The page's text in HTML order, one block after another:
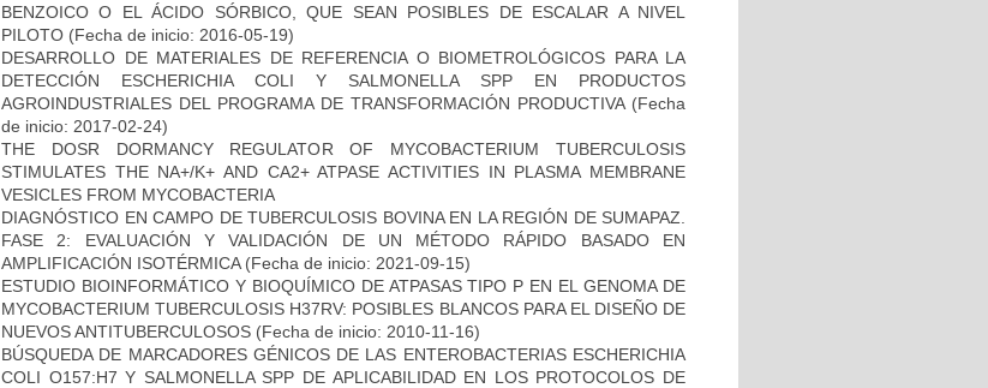
BENZOICO O EL ÁCIDO SÓRBICO, QUE SEAN POSIBLES DE ESCALAR A NIVEL
PILOTO (Fecha de inicio: 2016-05-19)
DESARROLLO DE MATERIALES DE REFERENCIA O BIOMETROLÓGICOS PARA LA
DETECCIÓN ESCHERICHIA COLI Y SALMONELLA SPP EN PRODUCTOS
AGROINDUSTRIALES DEL PROGRAMA DE TRANSFORMACIÓN PRODUCTIVA(Fecha
de inicio: 2017-02-24)
THE DOSR DORMANCY REGULATOR OF MYCOBACTERIUM TUBERCULOSIS
STIMULATES THE NA+/K+ AND CA2+ ATPASE ACTIVITIES IN PLASMA MEMBRANE
VESICLES FROM MYCOBACTERIA
DIAGNÓSTICO EN CAMPO DE TUBERCULOSIS BOVINA EN LA REGIÓN DE SUMAPAZ.
FASE 2: EVALUACIÓN Y VALIDACIÓN DE UN MÉTODO RÁPIDO BASADO EN
AMPLIFICACIÓN ISOTÉRMICA(Fecha de inicio: 2021-09-15)
ESTUDIO BIOINFORMÁTICO Y BIOQUÍMICO DE ATPASAS TIPO P EN EL GENOMA DE
MYCOBACTERIUM TUBERCULOSIS H37RV: POSIBLES BLANCOS PARA EL DISEÑO DE
NUEVOS ANTITUBERCULOSOS (Fecha de inicio: 2010-11-16)
BÚSQUEDA DE MARCADORES GÉNICOS DE LAS ENTEROBACTERIAS ESCHERICHIA
COLI O157:H7 Y SALMONELLA SPP DE APLICABILIDAD EN LOS PROTOCOLOS DE